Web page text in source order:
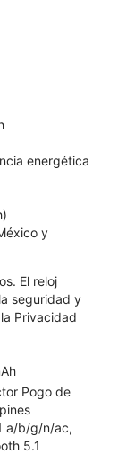
energética
y
El reloj
seguridad y
Privacidad
Pogo de
a/b/g/n/ac,
5.1